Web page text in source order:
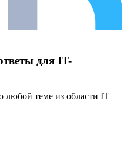
для IT-
любой теме из области IT